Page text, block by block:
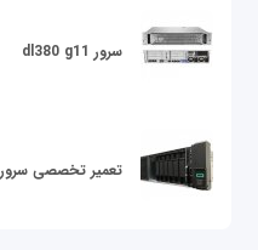
سرور dl380 g11
تعمیر تخصصی